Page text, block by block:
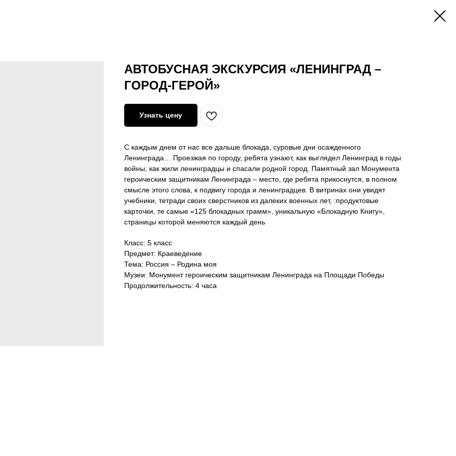
АВТОБУСНАЯ ЭКСКУРСИЯ «ЛЕНИНГРАД –
ГОРОД-ГЕРОЙ»
Узнать цену
С каждым днем от нас все дальше блокада, суровые дни осажденного
Ленинграда… Проезжая по городу, ребята узнают, как выглядел Ленинград в годы
войны, как жили ленинградцы и спасали родной город. Памятный зал Монумента
героическим защитникам Ленинграда – место, где ребята прикоснутся, в полном
смысле этого слова, к подвигу города и ленинградцев. В витринах они увидят
учебники, тетради своих сверстников из далеких военных лет, :продуктовые
карточки, те самые «125 блокадных грамм», уникальную «Блокадную Книгу»,
страницы которой меняются каждый день
Класс: 5 класс
Предмет: Краеведение
Тема: Россия – Родина моя
Музеи: Монумент героическим защитникам Ленинграда на Площади Победы
Продолжительность: 4 часа